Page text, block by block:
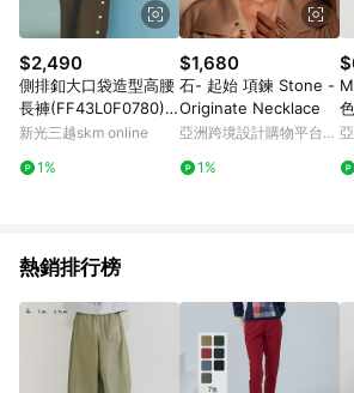
$2,490
側排釦大口袋造型高腰
長褲(FF43L0F0780) -
ehka sopo
新光三越skm online
1%
$1,680
石- 起始 項鍊 Stone -
Originate Necklace
亞洲跨境設計購物平台
1%
熱銷排行榜